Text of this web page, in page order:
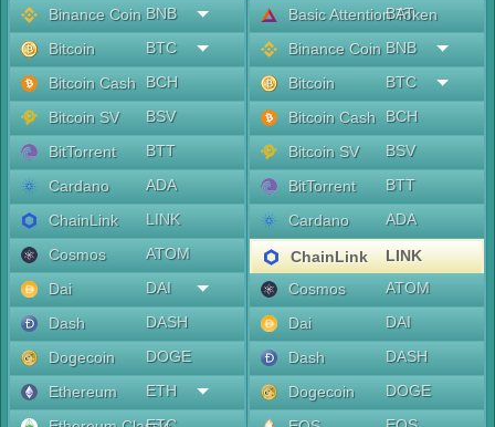
Binance Coin BNB
Bitcoin
BTC
Bitcoin Cash
BCH
Bitcoin SV
BSV
BitTorrent
BTT
Cardano
ADA
ChainLink
LINK
Cosmos
ATOM
Dai
DAI
Dash
DASH
Dogecoin
DOGE
Ethereum
ETH
Basic Attention Token
BAT
Binance Coin BNB
Bitcoin
BTC
Bitcoin Cash
BCH
Bitcoin SV
BSV
BitTorrent
BTT
Cardano
ADA
ChainLink
LINK
Cosmos
ATOM
Dai
DAI
Dash
DASH
Dogecoin
DOGE